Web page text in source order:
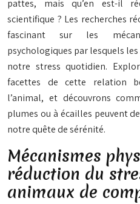
pattes, mais qu’en est-il
scientifique ? Les recherches
fascinant sur les
psychologiques par lesquels
notre stress quotidien.
facettes de cette relation
l’animal, et découvrons
plumes ou à écailles peuvent
notre quête de sérénité.
Mécanismes
réduction du
animaux de